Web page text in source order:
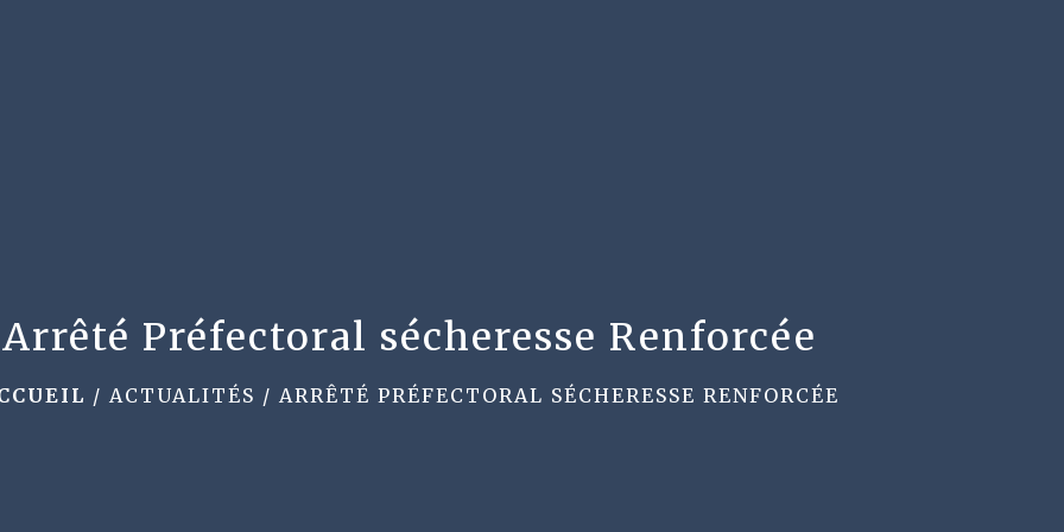
Arrêté Préfectoral sécheresse Renforcée
/ ACTUALITÉS / ARRÊTÉ PRÉFECTORAL SÉCHERESSE RENFORCÉE